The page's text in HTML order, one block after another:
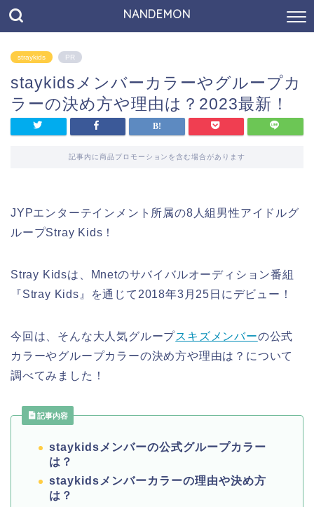
NANDEMON
straykids PR
staykidsメンバーカラーやグループカ
ラーの決め方や理由は？2023最新！
記事内に商品プロモーションを含む場合があります
JYPエンターテインメント所属の8人組男性アイドルグ
ループStray Kids！
Stray Kidsは、Mnetのサバイバルオーディション番組
『Stray Kids』を通じて2018年3月25日にデビュー！
今回は、そんな大人気グループスキズメンバーの公式
カラーやグループカラーの決め方や理由は？について
調べてみました！
記事内容
staykidsメンバーの公式グループカラー
は？
staykidsメンバーカラーの理由や決め方
は？